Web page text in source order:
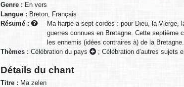
Genre : En vers
Langue : Breton, Français
Résumé :
Ma harpe a sept cordes : pour Dieu, la Vierge,
guerres connues en Bretagne. Cette septième
les ennemis (idées contraires à) de la Bretagne.
Thèmes : Célébration du pays ; Célébration d’autres sujets
Détails du chant
Titre : Ma zelen